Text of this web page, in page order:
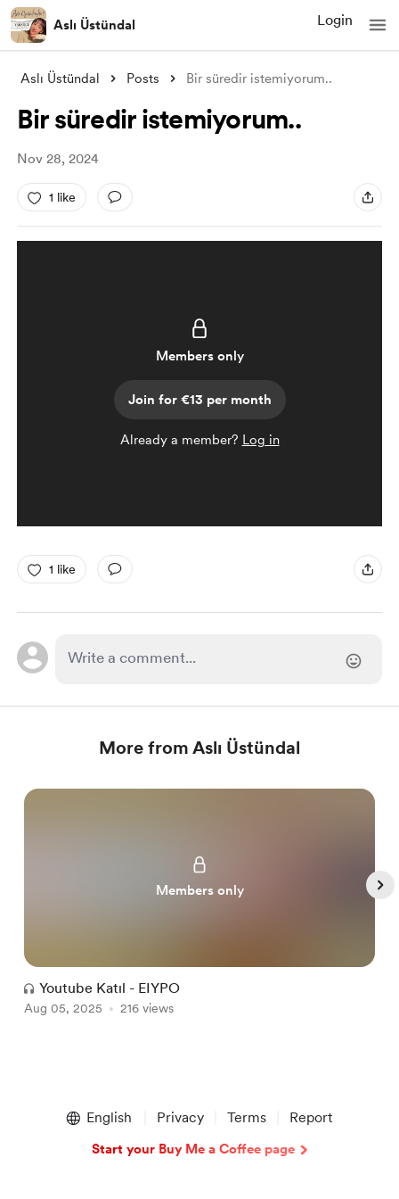
Aslı Üstündal Login
Aslı Üstündal Posts Bir süredir istemiyorum..
Bir süredir istemiyorum..
Nov 28, 2024
1 like
Members only
Join for €13 per month
Already a member? Log in
1 like
More from Aslı Üstündal
Members only
Youtube Katıl - EIYPO
Aug 05, 2025 216 views
English Privacy Terms Report
Start your Buy Me a Coffee page